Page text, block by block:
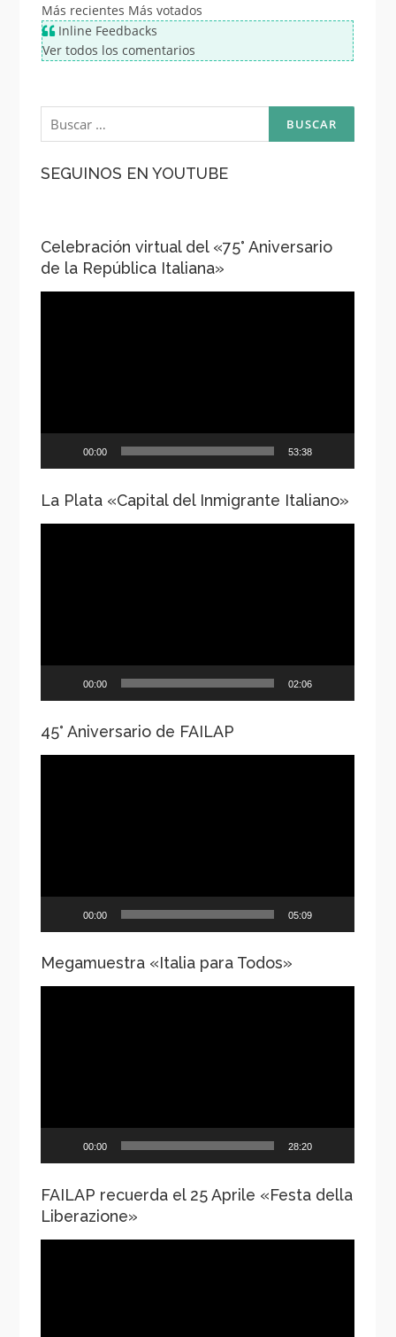
Más recientes Más votados
Inline Feedbacks
Ver todos los comentarios
Buscar:
SEGUINOS EN YOUTUBE
Celebración virtual del «75° Aniversario
de la República Italiana»
00:00 53:38
La Plata «Capital del Inmigrante Italiano»
00:00 02:06
45° Aniversario de FAILAP
00:00 05:09
Megamuestra «Italia para Todos»
00:00 28:20
FAILAP recuerda el 25 Aprile «Festa della
Liberazione»